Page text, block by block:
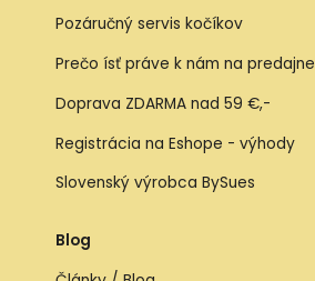
Pozáručný servis kočíkov
Prečo ísť práve k nám na predajne
Doprava ZDARMA nad 59 €,-
Registrácia na Eshope - výhody
Slovenský výrobca BySues
Blog